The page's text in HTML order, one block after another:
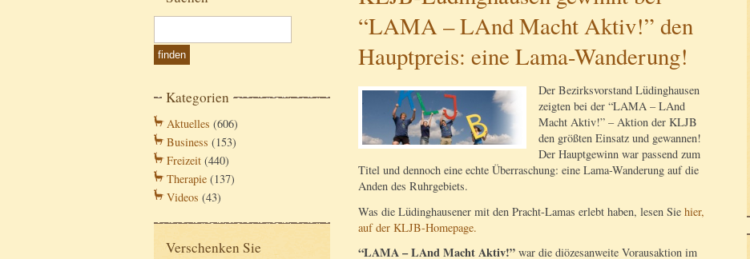
Kategorien
Aktuelles (606)
Business (153)
Freizeit (440)
Therapie (137)
Videos (43)
Verschenken Sie
“LAMA – LAnd Macht Aktiv!” den
Hauptpreis: eine Lama-Wanderung!
Der Bezirksvorstand Lüdinghausen
zeigten bei der “LAMA – LAnd
Macht Aktiv!” – Aktion der KLJB
den größten Einsatz und gewannen!
Der Hauptgewinn war passend zum
Titel und dennoch eine echte Überraschung: eine Lama-Wanderung auf die
Anden des Ruhrgebiets.
Was die Lüdinghausener mit den Pracht-Lamas erlebt haben, lesen Sie hier,
auf der KLJB-Homepage.
“LAMA – LAnd Macht Aktiv!” war die diözesanweite Vorausaktion im